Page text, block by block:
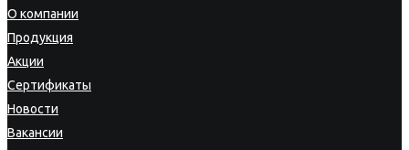
О компании
Продукция
Акции
Сертификаты
Новости
Вакансии